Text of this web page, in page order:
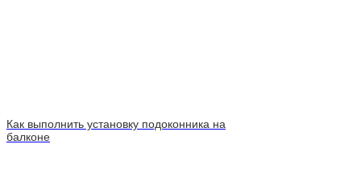
Как выполнить установку подоконника на
балконе